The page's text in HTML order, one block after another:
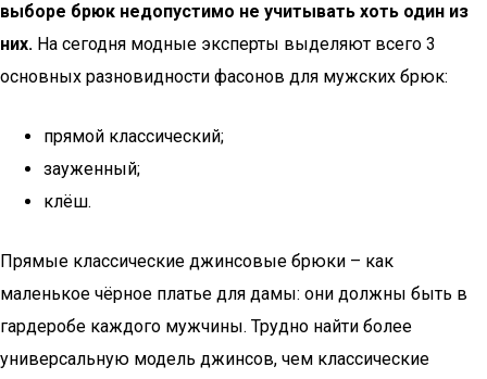
выборе брюк недопустимо не учитывать хоть один из
них. На сегодня модные эксперты выделяют всего 3
основных разновидности фасонов для мужских брюк:
прямой классический;
зауженный;
клёш.
Прямые классические джинсовые брюки – как
маленькое чёрное платье для дамы: они должны быть в
гардеробе каждого мужчины. Трудно найти более
универсальную модель джинсов, чем классические